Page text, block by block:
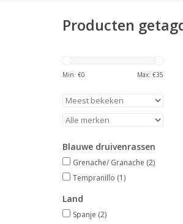
Producten
Min: €0 Max: €35
Blauwe druivenrassen
Grenache/ Granache (2)
Tempranillo (1)
Land
Spanje (2)